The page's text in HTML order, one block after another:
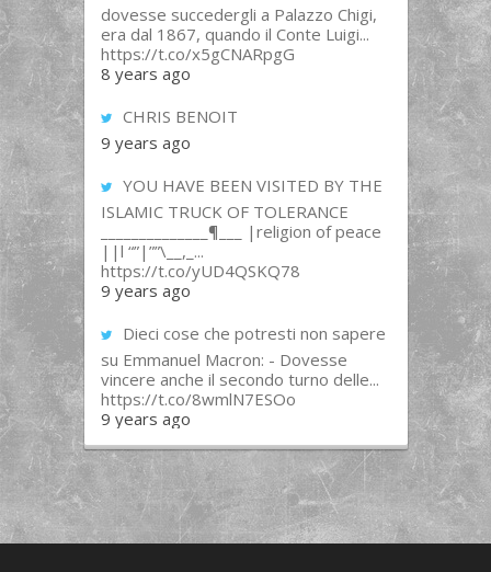
dovesse succedergli a Palazzo Chigi,
era dal 1867, quando il Conte Luigi...
https://t.co/x5gCNARpgG
8 years ago
CHRIS BENOIT
9 years ago
YOU HAVE BEEN VISITED BY THE
ISLAMIC TRUCK OF TOLERANCE
______________¶___ |religion of peace
||l “”|””\__,_...
https://t.co/yUD4QSKQ78
9 years ago
Dieci cose che potresti non sapere
su Emmanuel Macron: - Dovesse
vincere anche il secondo turno delle...
https://t.co/8wmlN7ESOo
9 years ago